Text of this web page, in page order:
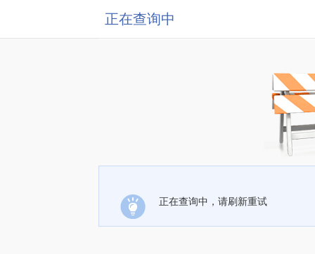
正在查询中
正在查询中，请刷新重试